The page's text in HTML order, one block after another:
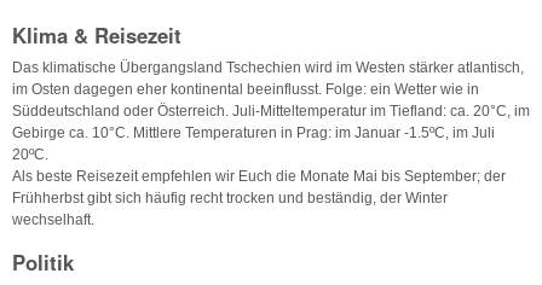
Klima & Reisezeit
Das klimatische Übergangsland Tschechien wird im Westen stärker atlantisch,
im Osten dagegen eher kontinental beeinflusst. Folge: ein Wetter wie in
Süddeutschland oder Österreich. Juli-Mitteltemperatur im Tiefland: ca. 20°C, im
Gebirge ca. 10°C. Mittlere Temperaturen in Prag: im Januar -1.5ºC, im Juli
20ºC.
Als beste Reisezeit empfehlen wir Euch die Monate Mai bis September; der
Frühherbst gibt sich häufig recht trocken und beständig, der Winter
wechselhaft.
Politik